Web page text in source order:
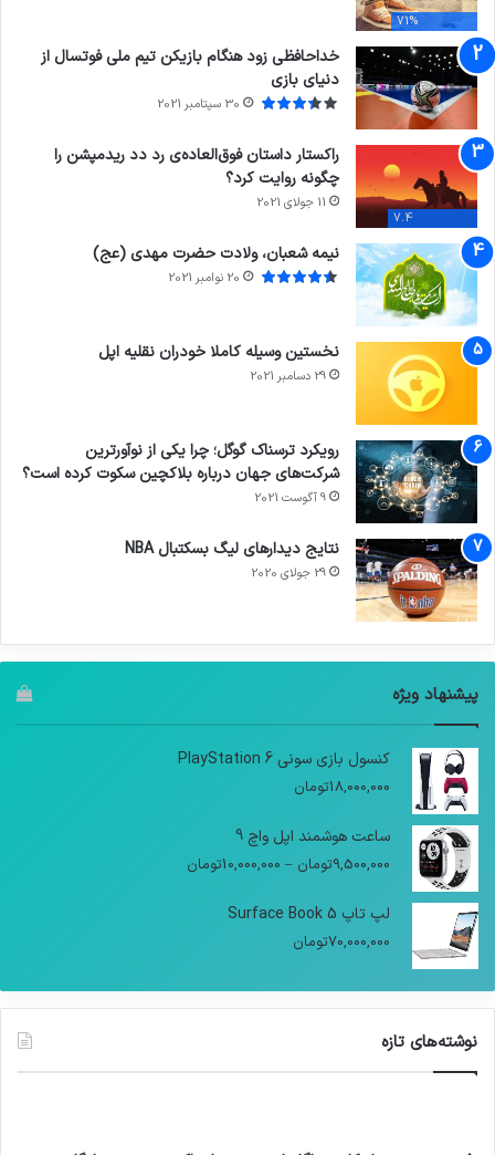
71%
خداحافظی زود هنگام بازیکن تیم ملی فوتسال از
دنیای بازی
30 سپتامبر 2021
7.4
راکستار داستان فوق‌العاده‌ی رد دد ریدمپشن را
چگونه روایت کرد؟
11 جولای 2021
نیمه شعبان، ولادت حضرت مهدی (عج)
20 نوامبر 2021
نخستین وسیله کاملا خودران نقلیه اپل
29 دسامبر 2021
رویکرد ترسناک گوگل؛ چرا یکی از نوآورترین
شرکت‌های جهان درباره بلاکچین سکوت کرده است؟
9 آگوست 2021
نتایج دیدار‌های لیگ بسکتبال NBA
29 جولای 2020
پیشنهاد ویژه
کنسول بازی سونی PlayStation 6
18,000,000تومان
ساعت هوشمند اپل واچ 9
9,500,000تومان –
10,000,000تومان
لپ تاپ Surface Book 5
70,000,000تومان
نوشته‌های تازه